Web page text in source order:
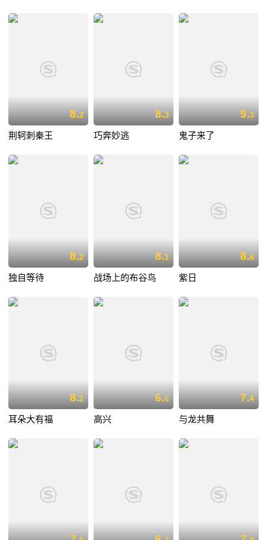
8.2
荆轲刺秦王
8.3
巧奔妙逃
9.3
鬼子来了
8.2
独自等待
8.1
战场上的布谷鸟
8.6
紫日
8.2
耳朵大有福
6.6
高兴
7.4
与龙共舞